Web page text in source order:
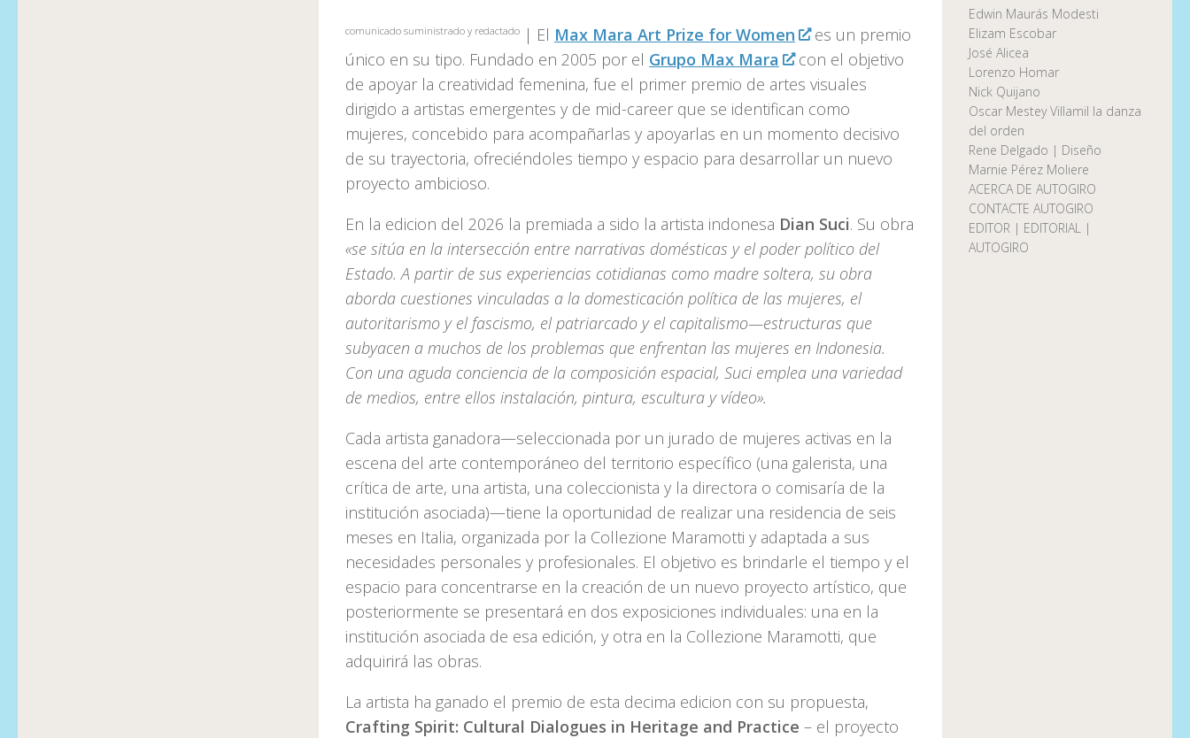
comunicado suministrado y redactado | El Max Mara Art Prize for Women
es un premio
único en su tipo. Fundado en 2005 por el Grupo Max Mara
con el objetivo
de apoyar la creatividad femenina, fue el primer premio de artes visuales
dirigido a artistas emergentes y de mid-career que se identifican como
mujeres, concebido para acompañarlas y apoyarlas en un momento decisivo
de su trayectoria, ofreciéndoles tiempo y espacio para desarrollar un nuevo
proyecto ambicioso.
En la edicion del 2026 la premiada a sido la artista indonesa Dian Suci. Su obra
«se sitúa en la intersección entre narrativas domésticas y el poder político del
Estado. A partir de sus experiencias cotidianas como madre soltera, su obra
aborda cuestiones vinculadas a la domesticación política de las mujeres, el
autoritarismo y el fascismo, el patriarcado y el capitalismo—estructuras que
subyacen a muchos de los problemas que enfrentan las mujeres en Indonesia.
Con una aguda conciencia de la composición espacial, Suci emplea una variedad
de medios, entre ellos instalación, pintura, escultura y vídeo».
Cada artista ganadora—seleccionada por un jurado de mujeres activas en la
escena del arte contemporáneo del territorio específico (una galerista, una
crítica de arte, una artista, una coleccionista y la directora o comisaría de la
institución asociada)—tiene la oportunidad de realizar una residencia de seis
meses en Italia, organizada por la Collezione Maramotti y adaptada a sus
necesidades personales y profesionales. El objetivo es brindarle el tiempo y el
espacio para concentrarse en la creación de un nuevo proyecto artístico, que
posteriormente se presentará en dos exposiciones individuales: una en la
institución asociada de esa edición, y otra en la Collezione Maramotti, que
adquirirá las obras.
La artista ha ganado el premio de esta decima edicion con su propuesta,
Crafting Spirit: Cultural Dialogues in Heritage and Practice – el proyecto
Edwin Maurás Modesti
Elizam Escobar
José Alicea
Lorenzo Homar
Nick Quijano
Oscar Mestey Villamil la danza
del orden
Rene Delgado | Diseño
Marnie Pérez Moliere
ACERCA DE AUTOGIRO
CONTACTE AUTOGIRO
EDITOR | EDITORIAL |
AUTOGIRO